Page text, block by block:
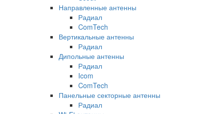
Направленные антенны
Радиал
ComTech
Вертикальные антенны
Радиал
Дипольные антенны
Радиал
Icom
ComTech
Панельные секторные антенны
Радиал